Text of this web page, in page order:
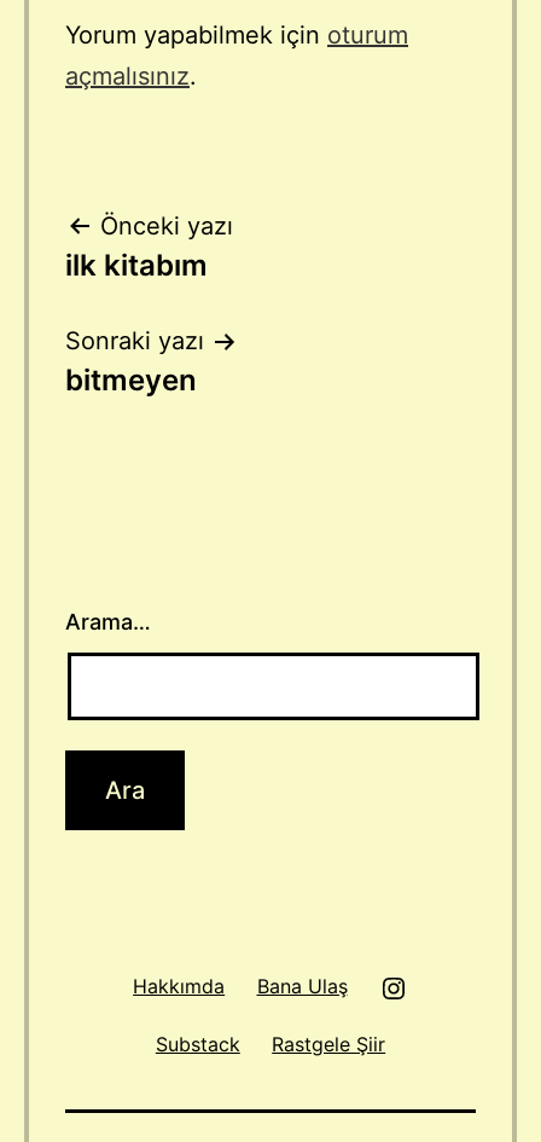
Yorum yapabilmek için oturum
açmalısınız.
Yazı
gezinmesi
Önceki yazı
ilk kitabım
Sonraki yazı
bitmeyen
Arama…
Hakkımda Bana Ulaş
Substack Rastgele Şiir